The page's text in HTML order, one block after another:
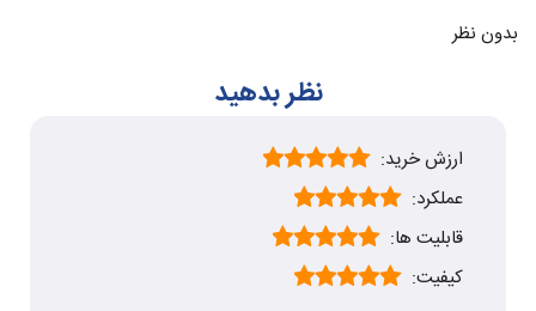
بدون نظر
نظر بدهید
ارزش خرید:
عملکرد:
قابلیت ها:
کیفیت: